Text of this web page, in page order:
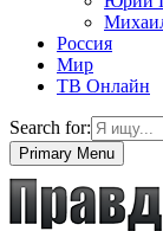
Россия
Мир
ТВ Онлайн
Search for:
Primary Menu